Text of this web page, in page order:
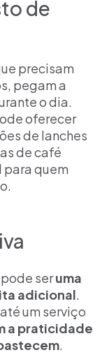
de
precisam
pegam a
o dia.
oferecer
de lanches
de café
para quem
seruma
adicional.
um serviço
a praticidade
.